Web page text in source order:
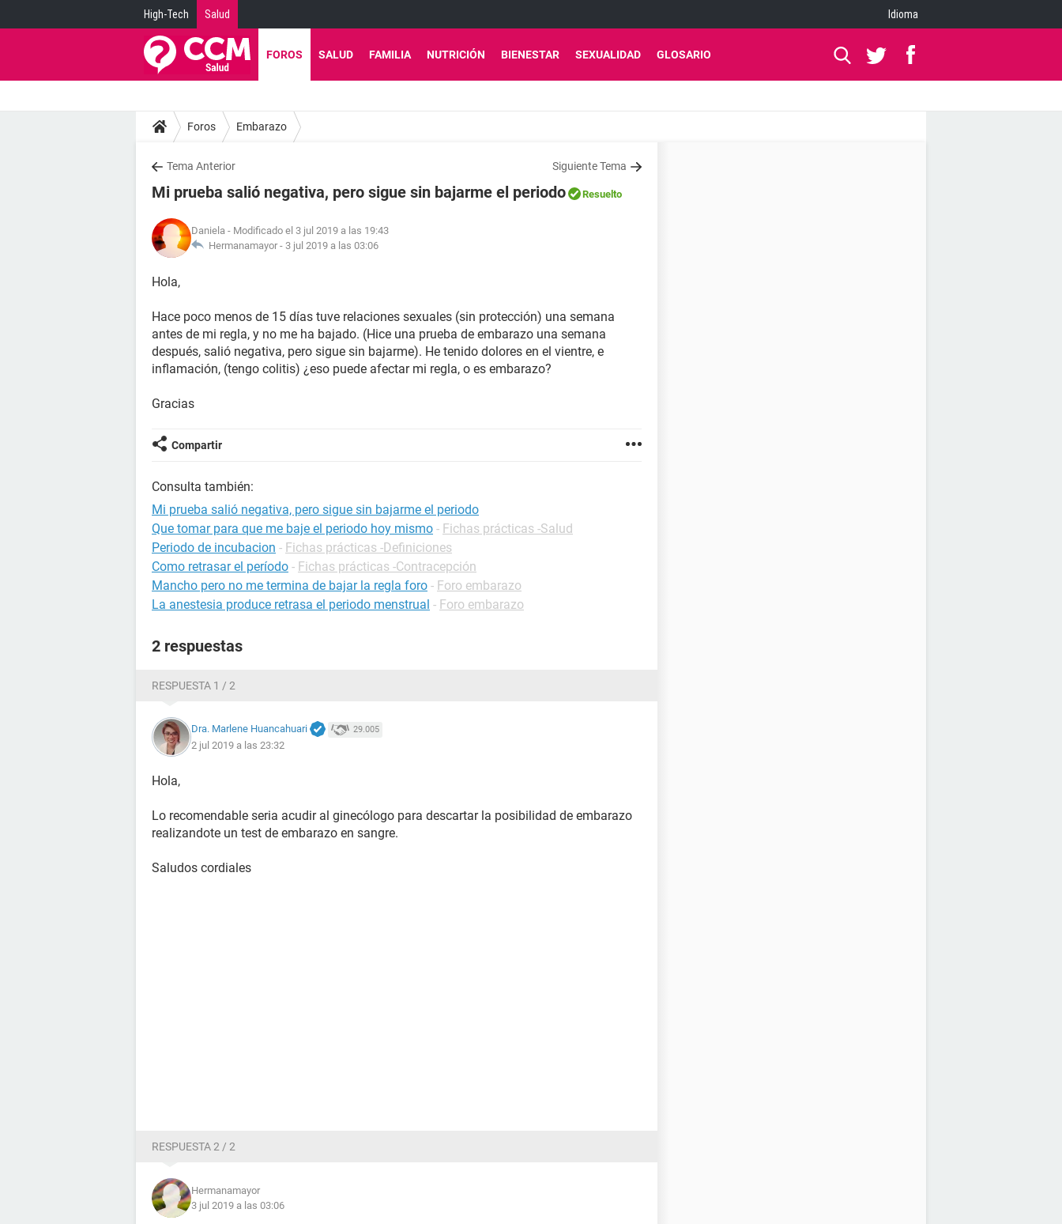
High-Tech Salud Idioma
FOROS SALUD FAMILIA NUTRICIÓN BIENESTAR SEXUALIDAD GLOSARIO
Foros Embarazo
Tema Anterior Siguiente Tema
Mi prueba salió negativa, pero sigue sin bajarme el periodo Resuelto
Daniela - Modificado el 3 jul 2019 a las 19:43
Hermanamayor - 3 jul 2019 a las 03:06
Hola,
Hace poco menos de 15 días tuve relaciones sexuales (sin protección) una semana
antes de mi regla, y no me ha bajado. (Hice una prueba de embarazo una semana
después, salió negativa, pero sigue sin bajarme). He tenido dolores en el vientre, e
inflamación, (tengo colitis) ¿eso puede afectar mi regla, o es embarazo?
Gracias
Compartir
Consulta también:
Mi prueba salió negativa, pero sigue sin bajarme el periodo
Que tomar para que me baje el periodo hoy mismo - Fichas prácticas -Salud
Periodo de incubacion - Fichas prácticas -Definiciones
Como retrasar el período - Fichas prácticas -Contracepción
Mancho pero no me termina de bajar la regla foro - Foro embarazo
La anestesia produce retrasa el periodo menstrual - Foro embarazo
2 respuestas
RESPUESTA 1 / 2
Dra. Marlene Huancahuari 29.005
2 jul 2019 a las 23:32
Hola,
Lo recomendable seria acudir al ginecólogo para descartar la posibilidad de embarazo
realizandote un test de embarazo en sangre.
Saludos cordiales
RESPUESTA 2 / 2
Hermanamayor
3 jul 2019 a las 03:06